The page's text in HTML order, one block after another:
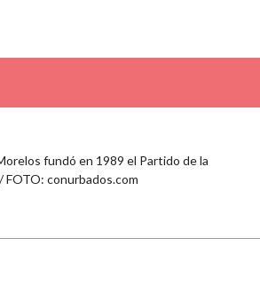
fundó en 1989 el Partido de la
FOTO: conurbados.com